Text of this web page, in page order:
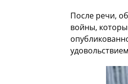
После речи,
войны,